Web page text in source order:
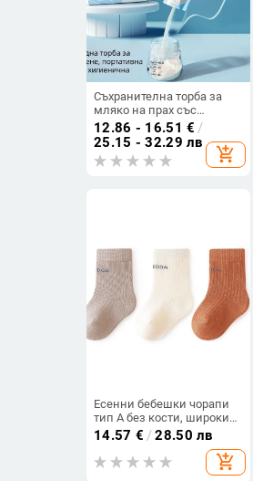
Съхранителна торба за
мляко на прах със
преносим запечатан
дизайн и порционираща
кутия – еднократна,
антибактериална, за деца
12.86 - 16.51 € /
25.15 - 32.29 лв
add_shopping_cart
Есенни бебешки чорапи
тип А без кости, широки
чорапи за новородено,
момчета и момичета,
детски памучни чорапи с
анимационни герои
14.57 € /28.50 лв
add_shopping_cart